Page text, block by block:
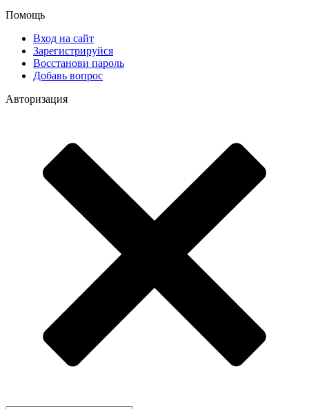
Помощь
Вход на сайт
Зарегистрируйся
Восстанови пароль
Добавь вопрос
Авторизация